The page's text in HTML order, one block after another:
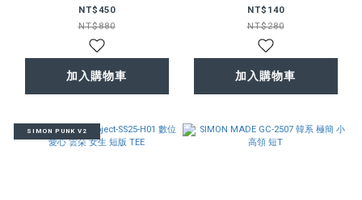
地毯
NT$450
NT$880
加入購物車
匙圈
NT$140
NT$280
加入購物車
SIMON PUNK V2